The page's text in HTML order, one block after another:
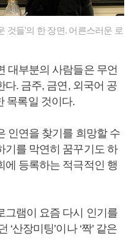
것들'의 한 장면. 어른스러운 로
대부분의 사람들은 무언
다. 금주, 금연, 외국어 공
목록일 것이다.
인연을 찾기를 희망할 수
기를 막연히 꿈꾸기도 하
에 등록하는 적극적인 행
그램이 요즘 다시 인기를
산장미팅’이나 ‘짝’ 같은